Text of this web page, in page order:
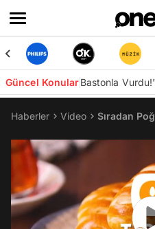
Güncel KonularBastonla Vurdu!
Haberler Video Sıradan